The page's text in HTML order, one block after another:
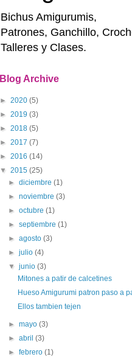
Bichus Amigurumis,
Patrones, Ganchillo,
Talleres y Clases.
Blog Archive
► 2020 (5)
► 2019 (3)
► 2018 (5)
► 2017 (7)
► 2016 (14)
▼ 2015 (25)
►diciembre (1)
►noviembre (3)
►octubre (1)
►septiembre (1)
►agosto (3)
►julio (4)
▼ junio (3)
Mitones a patir de calcetines
Hueso Amigurumi patron paso a
Ellos tambien tejen
►mayo (3)
►abril (3)
►febrero (1)